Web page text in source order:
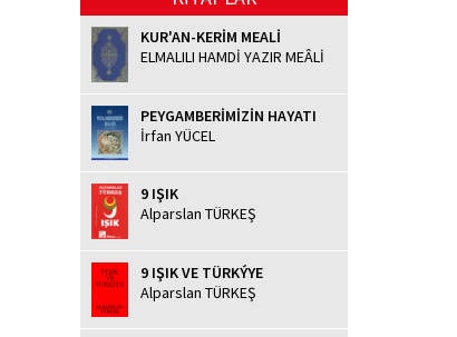
KUR'AN-KERİM MEALİ
ELMALILI HAMDİ YAZIR MEÂLİ
PEYGAMBERİMİZİN HAYATI
İrfan YÜCEL
9 IŞIK
Alparslan TÜRKEŞ
9 IŞIK VE TÜRKÝYE
Alparslan TÜRKEŞ